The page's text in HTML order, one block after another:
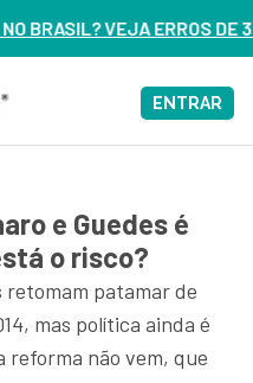
DE 3 DELES –
ENTRAR
e Guedes é
o risco?
retomam patamar de
mas política ainda é
reforma não vem, que